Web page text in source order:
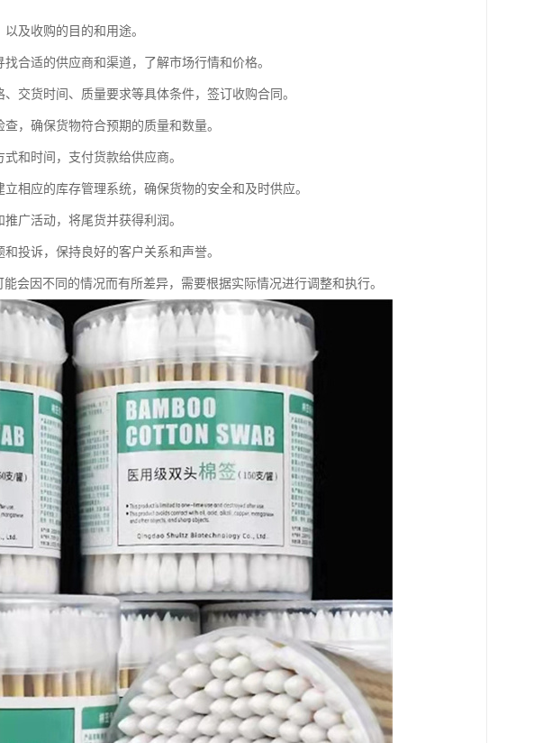
及收购的目的和用途。
合适的供应商和渠道，了解市场行情和价格。
交货时间、质量要求等具体条件，签订收购合同。
，确保货物符合预期的质量和数量。
和时间，支付货款给供应商。
相应的库存管理系统，确保货物的安全和及时供应。
广活动，将尾货并获得利润。
投诉，保持良好的客户关系和声誉。
会因不同的情况而有所差异，需要根据实际情况进行调整和执行。